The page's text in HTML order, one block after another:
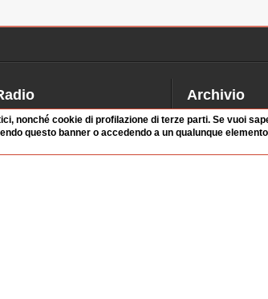
Archivio
Videoparlamento
Istituzioni
Dibattiti
nonché cookie di profilazione di terze parti. Se vuoi
questo banner o accedendo a un qualunque